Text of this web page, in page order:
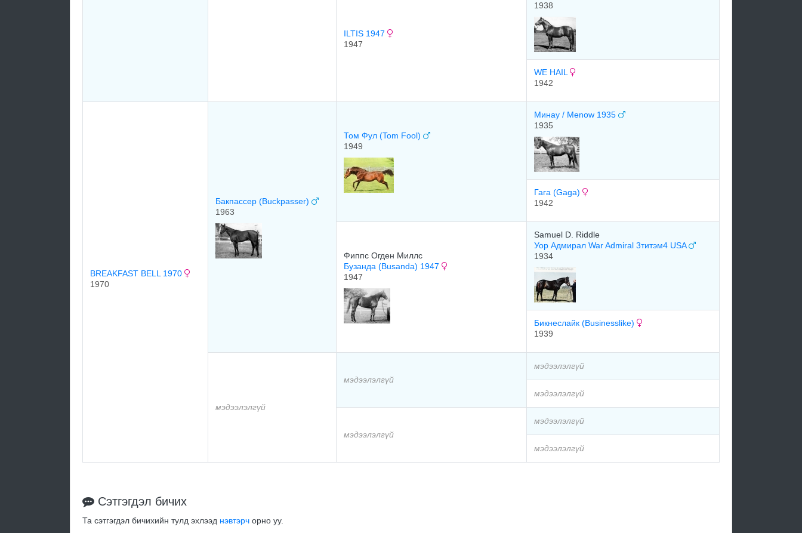
ILTIS 1947
1947
1938
WE HAIL
1942
BREAKFAST BELL 1970
1970
Бакпассер (Buckpasser)
1963
Том Фул (Tom Fool)
1949
Минау / Menow 1935
1935
Гага (Gaga)
1942
Фиппс Oгден Mиллс
Бузанда (Busanda) 1947
1947
Samuel D. Riddle
Уор Адмирал War Admiral 3титэм4 USA
1934
Бикнеслайк (Businesslike)
1939
мэдээлэлгүй
мэдээлэлгүй
мэдээлэлгүй
мэдээлэлгүй
мэдээлэлгүй
мэдээлэлгүй
мэдээлэлгүй
Сэтгэгдэл бичих
Та сэтгэгдэл бичихийн тулд эхлээд нэвтэрч орно уу.